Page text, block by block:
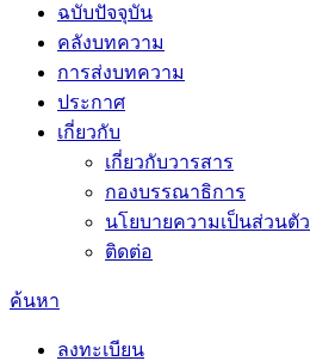
ฉบับปัจจุบัน
คลังบทความ
การส่งบทความ
ประกาศ
เกี่ยวกับ
เกี่ยวกับวารสาร
กองบรรณาธิการ
นโยบายความเป็นส่วนตัว
ติดต่อ
ค้นหา
ลงทะเบียน